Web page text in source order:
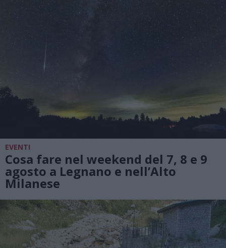
EVENTI
Cosa fare nel weekend del 7, 8 e 9
agosto a Legnano e nell’Alto
Milanese